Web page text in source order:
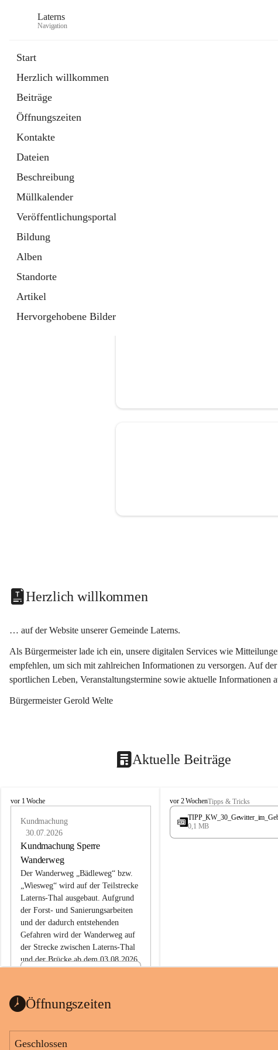
Laterns
Navigation
Start
Herzlich willkommen
Beiträge
Öffnungszeiten
Kontakte
Dateien
Beschreibung
Müllkalender
Veröffentlichungsportal
Bildung
Alben
Standorte
Artikel
Hervorgehobene Bilder
Herzlich willkommen
… auf der Website unserer Gemeinde Laterns.
Als Bürgermeister lade ich ein, unsere digitalen Services wie
empfehlen, um sich mit zahlreichen Informationen zu versorgen. Auf
sportlichen Leben, Veranstaltungstermine sowie aktuelle Informationen
Bürgermeister Gerold Welte
Aktuelle Beiträge
L
vor 1 Woche
Kundmachung
30.07.2026
Kundmachung Sperre
Wanderweg
Der Wanderweg „Bädleweg“ bzw.
„Wiesweg“ wird auf der Teilstrecke
Laterns-Thal ausgebaut. Aufgrund
der Forst- und Sanierungsarbeiten
und der dadurch entstehenden
Gefahren wird der Wanderweg auf
der Strecke zwischen Laterns-Thal
und der Brücke ab dem 03.08.2026
ht
1 Seite•0,1 MB
L
a
e
vor 2 WochenTipps & Tricks
0,1 MB
Öffnungszeiten
Geschlossen